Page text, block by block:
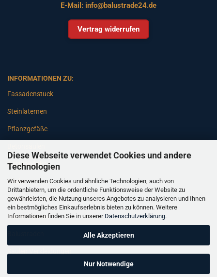
Diese Webseite verwendet Cookies und andere
Technologien
Wir verwenden Cookies und ähnliche Technologien, auch von
Drittanbietern, um die ordentliche Funktionsweise der Website zu
gewährleisten, die Nutzung unseres Angebotes zu analysieren und Ihnen
ein bestmögliches Einkaufserlebnis bieten zu können. Weitere
Informationen finden Sie in unserer Datenschutzerklärung.
Alle Akzeptieren
Nur Notwendige
E-Mail: info@balustrade24.de
Vertrag widerrufen
INFORMATIONEN ZU:
Fassadenstuck
Steinlaternen
Pflanzgefäße
Gartenbänke
Pfeiler
Gartenbrunnen
Gartenfiguren